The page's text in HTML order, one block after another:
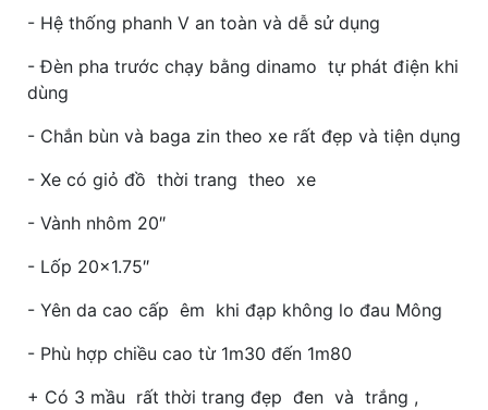
- Hệ thống phanh V an toàn và dễ sử dụng
- Đèn pha trước chạy bằng dinamo tự phát điện khi
dùng
- Chắn bùn và baga zin theo xe rất đẹp và tiện dụng
- Xe có giỏ đồ thời trang theo xe
- Vành nhôm 20″
- Lốp 20×1.75″
- Yên da cao cấp êm khi đạp không lo đau Mông
- Phù hợp chiều cao từ 1m30 đến 1m80
+ Có 3 mầu rất thời trang đẹp đen và trắng ,